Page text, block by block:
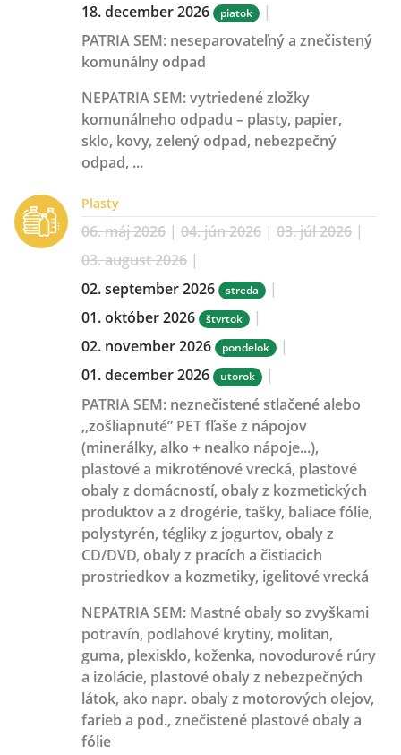
18. december 2026
piatok
|
PATRIA SEM: neseparovateľný a znečistený
komunálny odpad
NEPATRIA SEM:vytriedené zložky
komunálneho odpadu – plasty, papier,
sklo, kovy, zelený odpad, nebezpečný
odpad, ...
Plasty
06. máj 2026 | 04. jún 2026 | 03. júl 2026 |
03. august 2026 |
02. september 2026
streda
|
01. október 2026
štvrtok
|
02. november 2026
pondelok
|
01. december 2026
utorok
|
PATRIA SEM: neznečistené stlačené alebo
,,zošliapnuté” PET fľaše z nápojov
(minerálky, alko + nealko nápoje...),
plastové a mikroténové vrecká, plastové
obaly z domácností, obaly z kozmetických
produktov a z drogérie, tašky, baliace fólie,
polystyrén, tégliky z jogurtov, obaly z
CD/DVD, obaly z pracích a čistiacich
prostriedkov a kozmetiky, igelitové vrecká
NEPATRIA SEM: Mastné obaly so zvyškami
potravín, podlahové krytiny, molitan,
guma, plexisklo, koženka, novodurové rúry
a izolácie, plastové obaly z nebezpečných
látok, ako napr. obaly z motorových olejov,
farieb a pod., znečistené plastové obaly a
fólie